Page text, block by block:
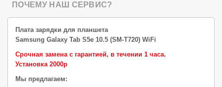
ПОЧЕМУ НАШ СЕРВИС?
Плата зарядки для планшета
Samsung Galaxy Tab S5e 10.5 (SM-T720) WiFi
Срочная замена с гарантией, в течении 1 часа.
Установка 2000р
Мы предлагаем: